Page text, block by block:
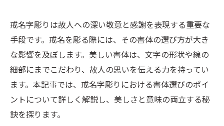
戒名字彫りは故人への深い敬意と感謝を表現する重要な
手段です。戒名を彫る際には、その書体の選び方が大き
な影響を及ぼします。美しい書体は、文字の形状や線の
細部にまでこだわり、故人の思いを伝える力を持ってい
ます。本記事では、戒名字彫りにおける書体選びのポイ
ントについて詳しく解説し、美しさと意味の両立する秘
訣を探ります。